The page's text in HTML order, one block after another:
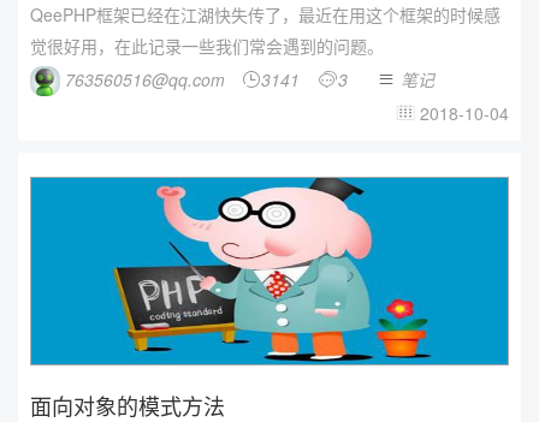
QeePHP框架已经在江湖快失传了，最近在用这个框架的时候感
觉很好用，在此记录一些我们常会遇到的问题。
763560516@qq.com
3141 3  笔记
 2018-10-04
面向对象的模式方法